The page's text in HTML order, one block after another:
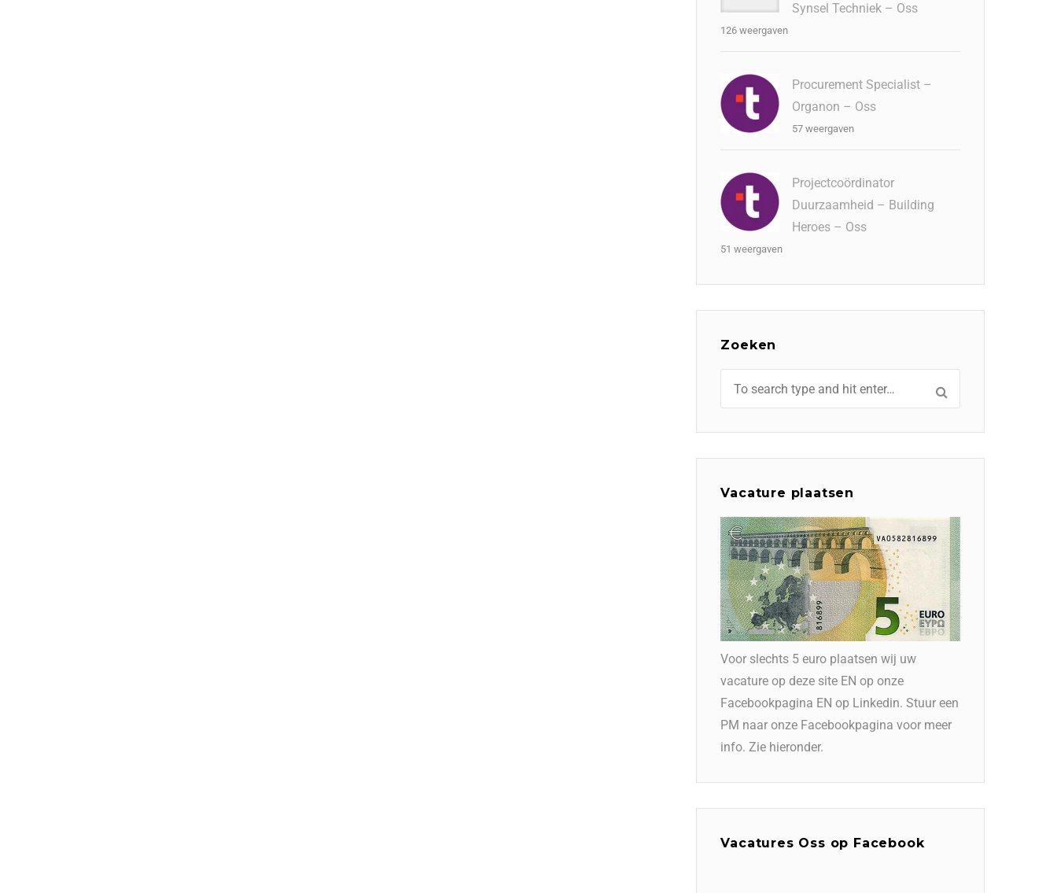
Synsel Techniek – Oss
126 weergaven
Procurement Specialist –
Organon – Oss
57 weergaven
Projectcoördinator
Duurzaamheid – Building
Heroes – Oss
51 weergaven
Zoeken
Vacature plaatsen
Voor slechts 5 euro plaatsen wij uw
vacature op deze site EN op onze
Facebookpagina EN op Linkedin. Stuur een
PM naar onze Facebookpagina voor meer
info. Zie hieronder.
Vacatures Oss op Facebook